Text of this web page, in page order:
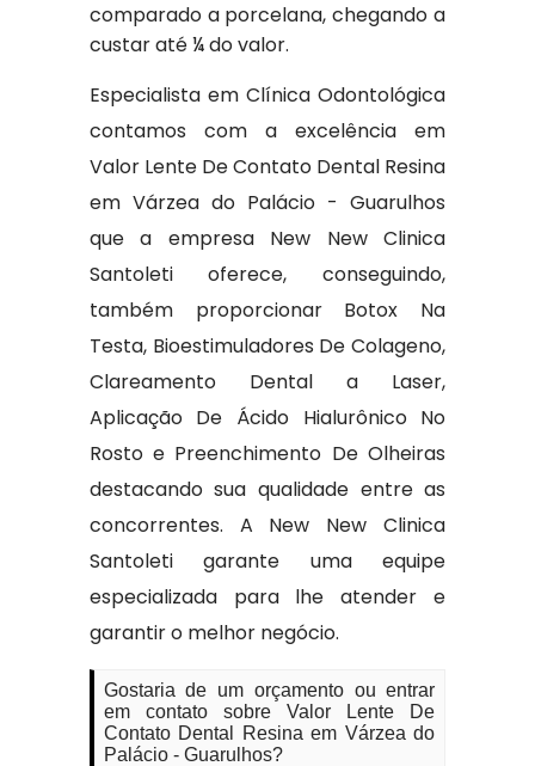
comparado a porcelana, chegando a
custar até ¼ do valor.
Especialista em Clínica Odontológica
contamos com a excelência em
Valor Lente De Contato Dental Resina
em Várzea do Palácio - Guarulhos
que a empresa New New Clinica
Santoleti oferece, conseguindo,
também proporcionar Botox Na
Testa, Bioestimuladores De Colageno,
Clareamento Dental a Laser,
Aplicação De Ácido Hialurônico No
Rosto e Preenchimento De Olheiras
destacando sua qualidade entre as
concorrentes. A New New Clinica
Santoleti garante uma equipe
especializada para lhe atender e
garantir o melhor negócio.
Gostaria de um orçamento ou entrar
em contato sobre Valor Lente De
Contato Dental Resina em Várzea do
Palácio - Guarulhos?